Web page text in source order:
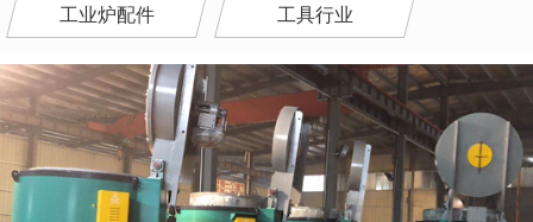
工业炉配件 工具行业